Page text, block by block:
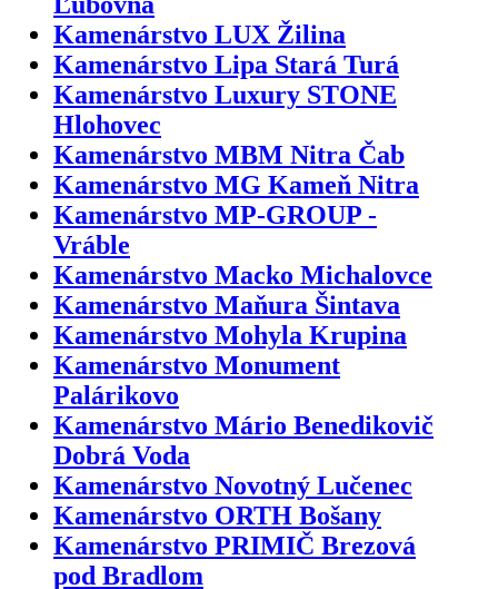
Kamenárstvo LUX Žilina
Kamenárstvo Lipa Stará Turá
Kamenárstvo Luxury STONE
Hlohovec
Kamenárstvo MBM Nitra Čab
Kamenárstvo MG Kameň Nitra
Kamenárstvo MP-GROUP -
Vráble
Kamenárstvo Macko Michalovce
Kamenárstvo Maňura Šintava
Kamenárstvo Mohyla Krupina
Kamenárstvo Monument
Palárikovo
Kamenárstvo Mário Benedikovič
Dobrá Voda
Kamenárstvo Novotný Lučenec
Kamenárstvo ORTH Bošany
Kamenárstvo PRIMIČ Brezová
pod Bradlom